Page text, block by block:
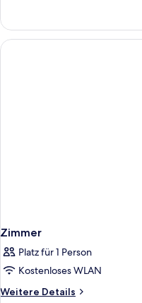
Zimmer
Platz für 1 Person
Kostenloses WLAN
Weitere Details
Weitere